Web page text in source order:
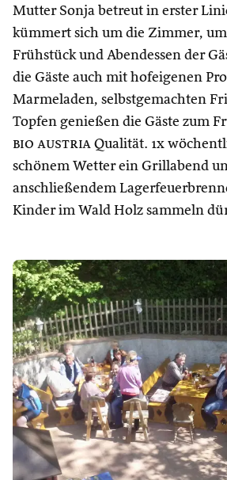
Mutter Sonja betreut in erster
kümmert sich um die Zimmer, um
Frühstück und Abendessen der
die Gäste auch mit hofeigenen
Marmeladen, selbstgemachten
Topfen genießen die Gäste zum
bio austria Qualität. 1x
schönem Wetter ein Grillabend
anschließendem
Kinder im Wald Holz sammeln